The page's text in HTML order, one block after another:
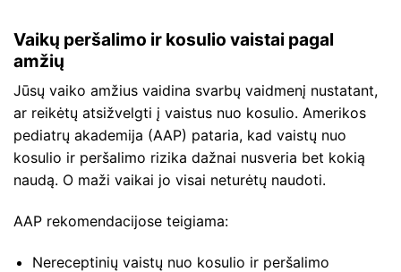
Vaikų peršalimo ir kosulio vaistai pagal
amžių
Jūsų vaiko amžius vaidina svarbų vaidmenį nustatant,
ar reikėtų atsižvelgti į vaistus nuo kosulio. Amerikos
pediatrų akademija (AAP) pataria, kad vaistų nuo
kosulio ir peršalimo rizika dažnai nusveria bet kokią
naudą. O maži vaikai jo visai neturėtų naudoti.
AAP rekomendacijose teigiama:
Nereceptinių vaistų nuo kosulio ir peršalimo